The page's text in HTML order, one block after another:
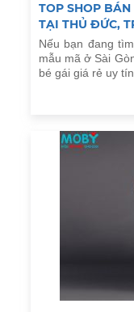
TOP SHOP
TẠI THỦ ĐỨC,
Nếu bạn đang
mẫu mã ở Sài
bé gái giá rẻ uy